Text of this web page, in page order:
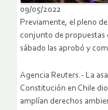
09/05/2022
Previamente, el pleno
conjunto de propuestas
sábado las aprobó y
Agencia Reuters.- La
Constitución en Chile
amplían derechos